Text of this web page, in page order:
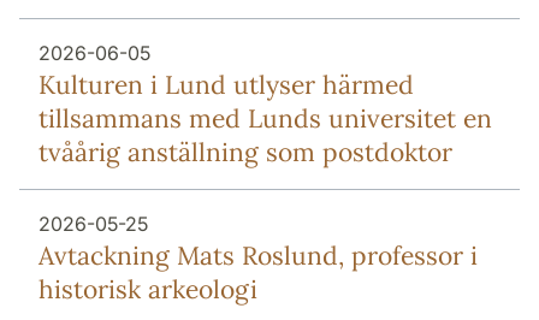
2026-06-05
Kulturen i Lund utlyser härmed
tillsammans med Lunds universitet en
tvåårig anställning som postdoktor
2026-05-25
Avtackning Mats Roslund, professor i
historisk arkeologi